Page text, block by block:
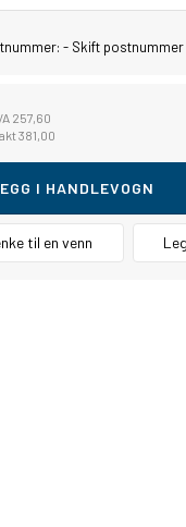
- Skift postnummer
257,60
381,00
I HANDLEVOGN
til en venn